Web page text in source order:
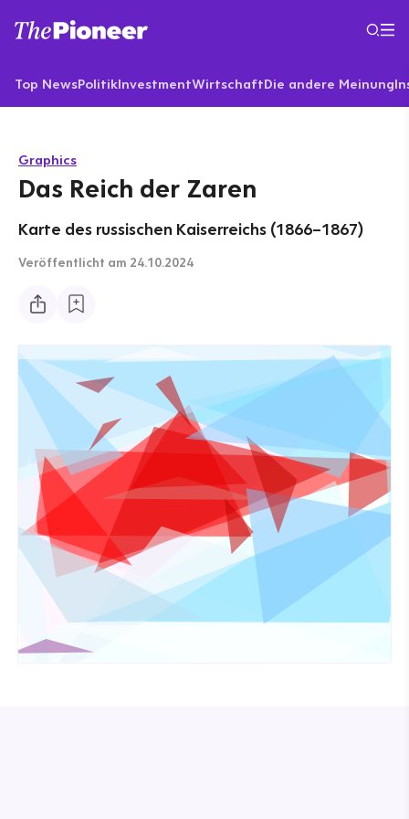
Top NewsPolitikInvestmentWirtschaftDie andere Meinung
Graphics
Das Reich der Zaren
Karte des russischen Kaiserreichs (1866–1867)
Veröffentlicht am 24.10.2024